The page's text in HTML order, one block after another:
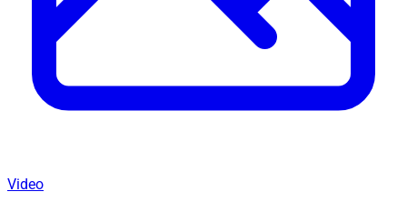
Video